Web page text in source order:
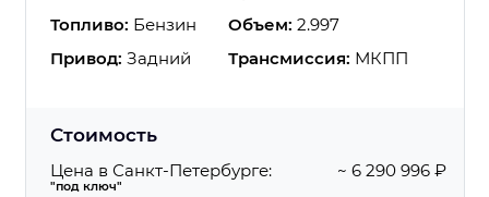
Топливо: Бензин Объем: 2.997
Привод: Задний Трансмиссия: МКПП
Стоимость
Цена в Санкт-Петербурге:
"под ключ"
~ 6 290 996 ₽